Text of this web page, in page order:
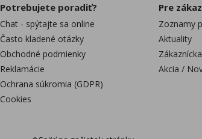
Potrebujete poradiť?
Chat - spýtajte sa online
Často kladené otázky
Obchodné podmienky
Reklamácie
Ochrana súkromia (GDPR)
Cookies
Pre
Zoznamy
Aktuality
Akcia /